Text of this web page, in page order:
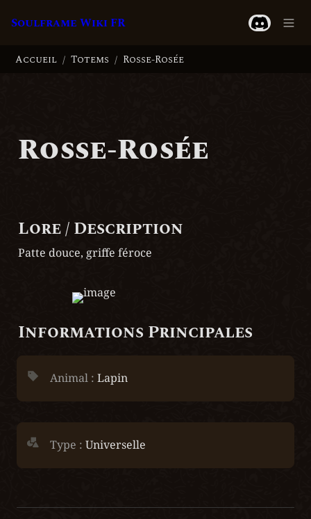
Soulframe Wiki FR
Accueil / Totems / Rosse-Rosée
Rosse-Rosée
Lore / Description
Patte douce, griffe féroce
Informations Principales
Animal : Lapin
Type : Universelle